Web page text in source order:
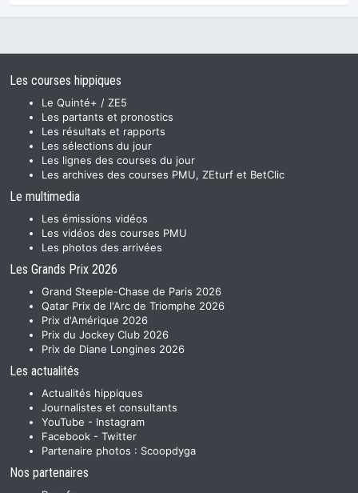
Les courses hippiques
Le Quinté+ / ZE5
Les partants et pronostics
Les résultats et rapports
Les sélections du jour
Les lignes des courses du jour
Les archives des courses PMU, ZEturf et BetClic
Le multimedia
Les émissions vidéos
Les vidéos des courses PMU
Les photos des arrivées
Les Grands Prix 2026
Grand Steeple-Chase de Paris 2026
Qatar Prix de l'Arc de Triomphe 2026
Prix d'Amérique 2026
Prix du Jockey Club 2026
Prix de Diane Longines 2026
Les actualités
Actualités hippiques
Journalistes et consultants
YouTube - Instagram
Facebook - Twitter
Partenaire photos : Scoopdyga
Nos partenaires